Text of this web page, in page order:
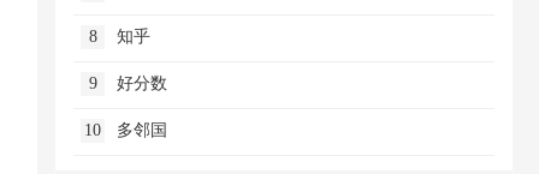
8 知乎
9 好分数
10 多邻国